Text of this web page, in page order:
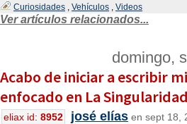
Curiosidades , Vehículos , Videos
Ver artículos relacionados...
domingo,
Acabo de iniciar a escribir
enfocado en La Singularidad
eliax id: 8952 josé elías en sept 18,